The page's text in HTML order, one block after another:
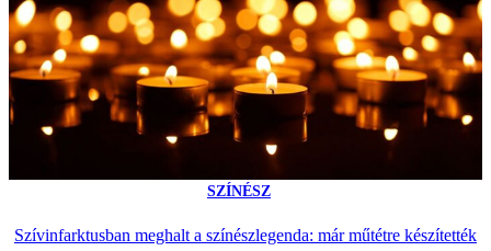
SZÍNÉSZ
Szívinfarktusban meghalt a színészlegenda: már műtétre készítették